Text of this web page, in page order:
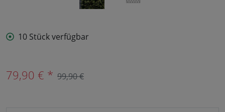
10 Stück verfügbar
79,90 € * 99,90 €